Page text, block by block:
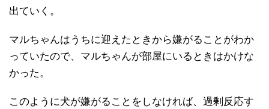
出ていく。
マルちゃんはうちに迎えたときから嫌がることがわか
っていたので、マルちゃんが部屋にいるときはかけな
かった。
このように犬が嫌がることをしなければ、過剰反応す